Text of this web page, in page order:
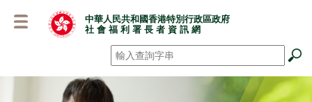
容
中華人民共和國香港特別行政區政府
社 會 福 利 署 長 者 資 訊 網
搜尋 *